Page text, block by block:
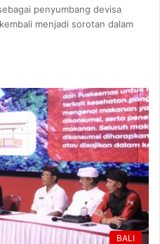
penyumbang devisa
menjadi sorotan dalam
BALI